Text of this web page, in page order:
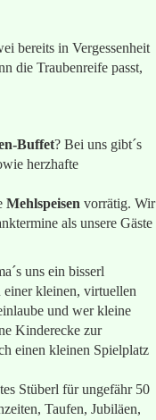
bereits in Vergessenheit
die Traubenreife passt,
Buffet? Bei uns gibt´s
herzhafte
Mehlspeisen vorrätig. Wir
als unsere Gäste
uns ein bisserl
einer kleinen, virtuellen
und wer kleine
Kinderecke zur
einen kleinen Spielplatz
Stüberl für ungefähr 50
Taufen, Jubiläen,